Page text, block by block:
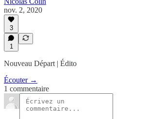
nov. 2, 2020
3
1
Nouveau Départ | Édito
Écouter →
1 commentaire